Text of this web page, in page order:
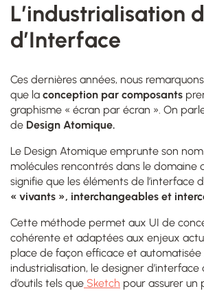
L’industrialisation
d’Interface
Ces dernières années, nous
que la conception par composants
graphisme « écran par écran ». On
de Design Atomique.
Le Design Atomique emprunte son
molécules rencontrés dans le domaine
signifie que les éléments de l’interface
« vivants », interchangeables et
Cette méthode permet aux UI de
cohérente et adaptées aux enjeux
place de façon efficace et
industrialisation, le designer d’interface
d’outils tels que Sketch pour assurer un